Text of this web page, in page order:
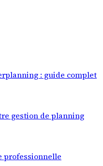
: guide complet
gestion de planning
professionnelle